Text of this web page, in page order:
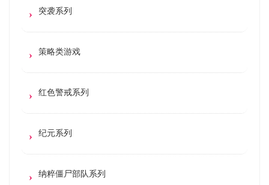
突袭系列
策略类游戏
红色警戒系列
纪元系列
纳粹僵尸部队系列